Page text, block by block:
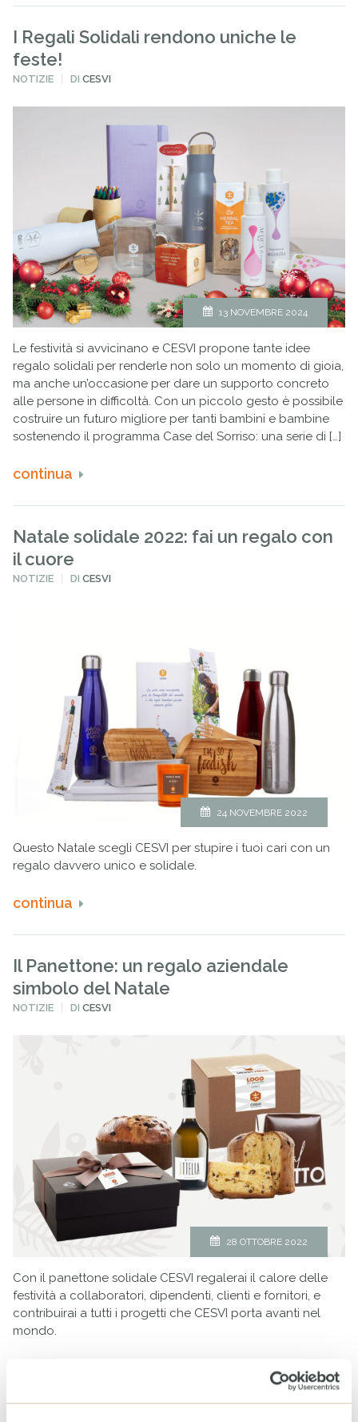
I Regali Solidali rendono uniche le
feste!
PUBBLICATO
NOTIZIE DICESVI
13 NOVEMBRE 2024
Le festività si avvicinano e CESVI propone tante idee
regalo solidali per renderle non solo un momento di gioia,
ma anche un’occasione per dare un supporto concreto
alle persone in difficoltà. Con un piccolo gesto è possibile
costruire un futuro migliore per tanti bambini e bambine
sostenendo il programma Case del Sorriso: una serie di […]
continua
Natale solidale 2022: fai un regalo con
il cuore
PUBBLICATO
NOTIZIE DICESVI
24 NOVEMBRE 2022
Questo Natale scegli CESVI per stupire i tuoi cari con un
regalo davvero unico e solidale.
continua
Il Panettone: un regalo aziendale
simbolo del Natale
PUBBLICATO
NOTIZIE DICESVI
28 OTTOBRE 2022
Con il panettone solidale CESVI regalerai il calore delle
festività a collaboratori, dipendenti, clienti e fornitori, e
contribuirai a tutti i progetti che CESVI porta avanti nel
mondo.